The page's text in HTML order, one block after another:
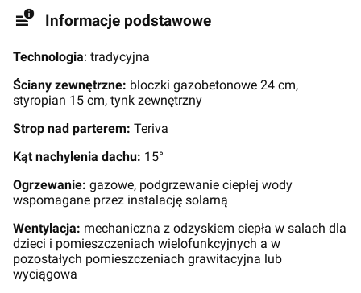
Informacje podstawowe
Technologia: tradycyjna
Ściany zewnętrzne: bloczki gazobetonowe 24 cm,
styropian 15 cm, tynk zewnętrzny
Strop nad parterem: Teriva
Kąt nachylenia dachu: 15°
Ogrzewanie: gazowe, podgrzewanie ciepłej wody
wspomagane przez instalację solarną
Wentylacja: mechaniczna z odzyskiem ciepła w salach dla
dzieci i pomieszczeniach wielofunkcyjnych a w
pozostałych pomieszczeniach grawitacyjna lub
wyciągowa